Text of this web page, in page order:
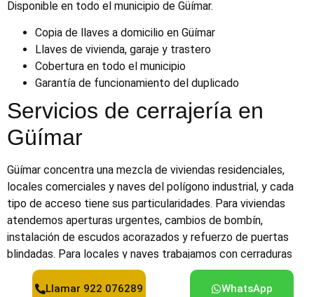
Disponible en todo el municipio de Güímar.
Copia de llaves a domicilio en Güímar
Llaves de vivienda, garaje y trastero
Cobertura en todo el municipio
Garantía de funcionamiento del duplicado
Servicios de cerrajería en
Güímar
Güímar concentra una mezcla de viviendas residenciales,
locales comerciales y naves del polígono industrial, y cada
tipo de acceso tiene sus particularidades. Para viviendas
atendemos aperturas urgentes, cambios de bombín,
instalación de escudos acorazados y refuerzo de puertas
blindadas. Para locales y naves trabajamos con cerraduras
de uso intensivo, cierres metálicos y sistemas de acceso
múltiple. Cubrimos todo el municipio: el casco urbano,
Llamar 922 076289 WhatsApp